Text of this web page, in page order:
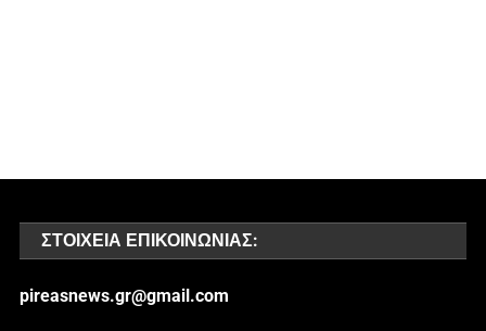
ΣΤΟΙΧΕΊΑ ΕΠΙΚΟΙΝΩΝΊΑΣ:
pireasnews.gr@gmail.com